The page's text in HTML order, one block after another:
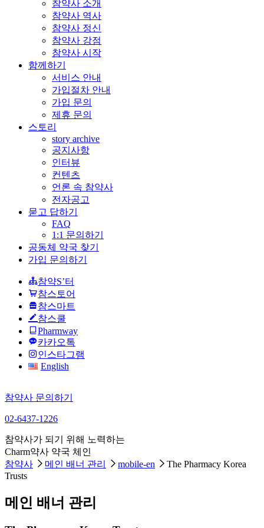
참약사 소개
참약사 역사
참약사 정신
참약사 강점
참약사 시작
함께하기
서비스 안내
가입절차 안내
가입 문의
제휴 문의
스토리
story archive
공지사항
인터뷰
컨텐츠
언론 속 참약사
전자공고
묻고 답하기
FAQ
1:1 문의하기
공동체 약국 찾기
가입 문의하기
참약S’터
참스토어
참스마트
참스쿨
Pharmway
카카오톡
인스타그램
English
참약사 문의하기
02-6437-1226
참약사가 되기 위해 노력하는
Charm약사 약국 체인
참약사
메인 배너 관리 mobile-en
The Pharmacy Korea
Trusts
메인 배너 관리